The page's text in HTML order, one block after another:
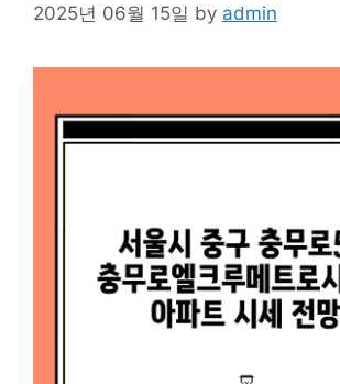
2025년 06월 15일 by admin